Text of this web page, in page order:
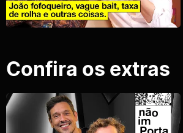
Confira os extras